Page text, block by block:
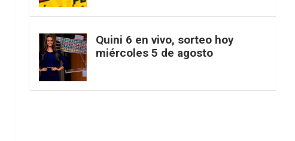
r
Quini 6 en vivo, sorteo hoy
miércoles 5 de agosto